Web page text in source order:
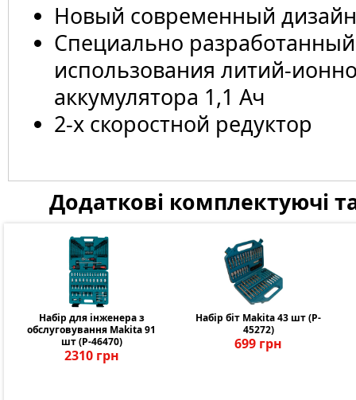
Новый современный
Cпециально
использования литий-
аккумулятора 1,1 Ач
2-х скоростной редуктор
Додаткові комплектуючі
Набір для інженера з
обслуговування Makita 91
шт (P-46470)
2310 грн
Набір біт Makita 43 шт (P-
45272)
699 грн